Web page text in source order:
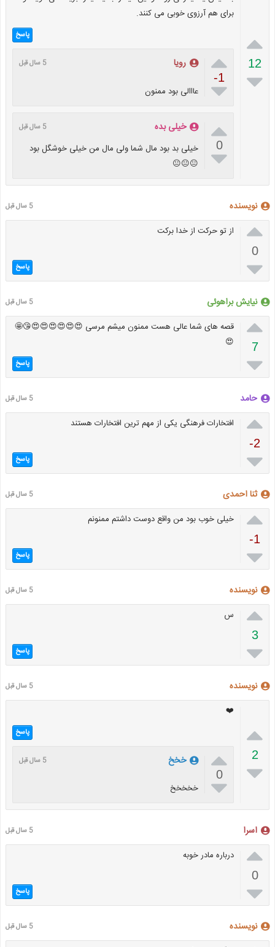

12

برای هم آرزوی خوبی می کنند.
پاسخ

-1

رویا 5 سال قبل
عااالی بود ممنون

0

خیلی بده 5 سال قبل
خیلی بد بود مال شما ولی مال من خیلی خوشگل بود
😐😐😐
نویسنده 5 سال قبل

0

از تو حرکت از خدا برکت
پاسخ
نیایش براهوئی 5 سال قبل

7

قصه های شما عالی هست ممنون میشم مرسی 😍😍😍😍😍😍😘🤩
😍
پاسخ
حامد 5 سال قبل

-2

افتخارات فرهنگی یکی از مهم ترین افتخارات هستند
پاسخ
ثنا احمدی 5 سال قبل

-1

خیلی خوب بود من واقع دوست داشتم ممنونم
پاسخ
نویسنده 5 سال قبل

3

س
پاسخ
نویسنده 5 سال قبل

2

❤️
پاسخ

0

خخخ 5 سال قبل
خخخخخ
اسرا 5 سال قبل

0

درباره مادر خوبه
پاسخ
نویسنده 5 سال قبل